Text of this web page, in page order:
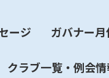
ージ
ガバナー月
クラブ一覧・例会